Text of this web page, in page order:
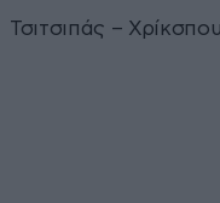
Τσιτσιπάς –